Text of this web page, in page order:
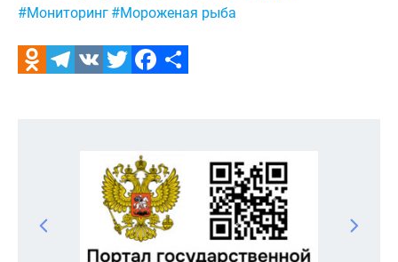
#Мониторинг #Мороженая рыба